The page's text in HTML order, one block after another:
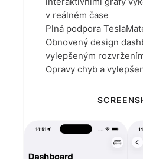
v reálném čase
Plná podpora
Obnovený design
vylepšeným
Opravy chyb a